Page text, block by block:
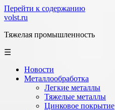
Перейти к содержанию
volst.ru
Тяжелая промышленность
☰
Новости
Металлообработка
Легкие металлы
Тяжелые металлы
Цинковое покрытие